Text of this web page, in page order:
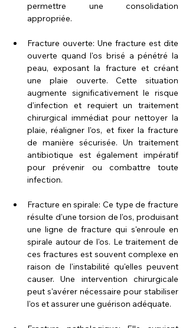
permettre une consolidation
appropriée.
Fracture ouverte: Une fracture est dite
ouverte quand l'os brisé a pénétré la
peau, exposant la fracture et créant
une plaie ouverte. Cette situation
augmente significativement le risque
d'infection et requiert un traitement
chirurgical immédiat pour nettoyer la
plaie, réaligner l'os, et fixer la fracture
de manière sécurisée. Un traitement
antibiotique est également impératif
pour prévenir ou combattre toute
infection.
Fracture en spirale: Ce type de fracture
résulte d'une torsion de l'os, produisant
une ligne de fracture qui s'enroule en
spirale autour de l'os. Le traitement de
ces fractures est souvent complexe en
raison de l'instabilité qu'elles peuvent
causer. Une intervention chirurgicale
peut s'avérer nécessaire pour stabiliser
l'os et assurer une guérison adéquate.